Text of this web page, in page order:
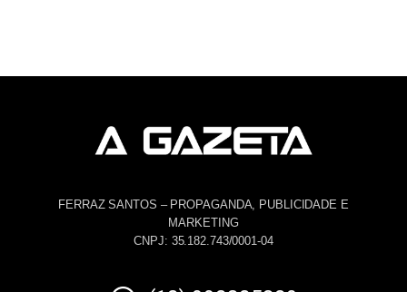
FERRAZ SANTOS – PROPAGANDA, PUBLICIDADE E
MARKETING
CNPJ: 35.182.743/0001-04